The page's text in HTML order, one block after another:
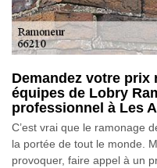
Demandez votre prix
équipes de Lobry
professionnel à Les
C’est vrai que le ramonage
la portée de tout le monde.
provoquer, faire appel à un